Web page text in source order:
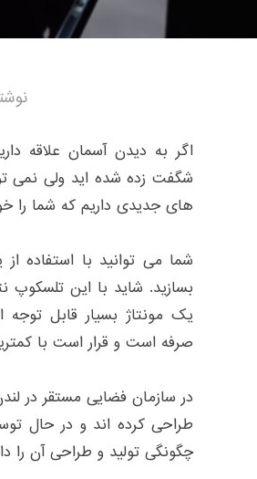
اگر به دیدن آسمان علاقه
شگفت زده شده اید ولی نمی
های جدیدی داریم که شما را
بسازید. شاید با این تلسکوپ
یک مونتاژ بسیار قابل
صرفه است و قرار است با
طراحی کرده اند و در حال
چگونگی تولید و طراحی آن را